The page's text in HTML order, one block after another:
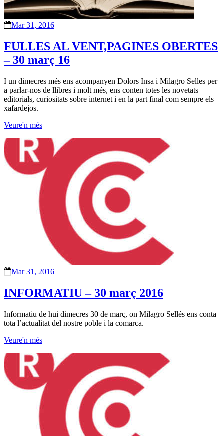
Mar 31, 2016
FULLES AL VENT,PAGINES OBERTES
– 30 març 16
I un dimecres més ens acompanyen Dolors Insa i Milagro Selles per
a parlar-nos de llibres i molt més, ens conten totes les novetats
editorials, curiositats sobre internet i en la part final com sempre els
xafardejos.
Veure'n més
Mar 31, 2016
INFORMATIU – 30 març 2016
Informatiu de hui dimecres 30 de març, on Milagro Sellés ens conta
tota l’actualitat del nostre poble i la comarca.
Veure'n més